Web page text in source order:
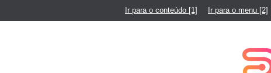
Ir para o conteúdo [1] Ir para o menu [2]